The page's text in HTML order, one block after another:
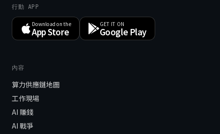
行動 APP
Download on the
App Store
GET IT ON
Google Play
內容
算力供應鏈地圖
工作現場
AI 賺錢
AI 戰爭